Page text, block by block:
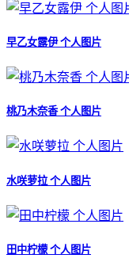
早乙女露伊 个人图片
桃乃木奈香 个人图片
水咲萝拉 个人图片
田中柠檬 个人图片